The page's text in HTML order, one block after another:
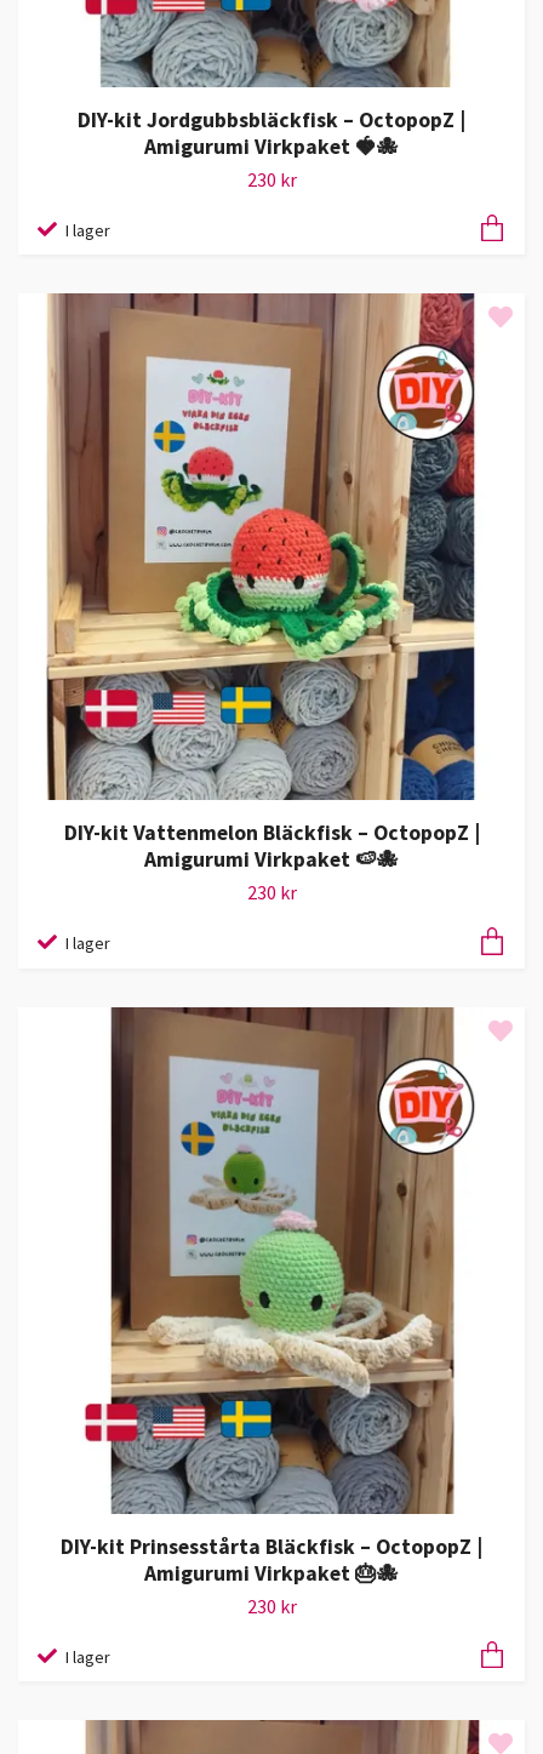
DIY-kit Jordgubbsbläckfisk – OctopopZ |
Amigurumi Virkpaket 🍓🐙
230 kr
I lager
DIY-kit Vattenmelon Bläckfisk – OctopopZ |
Amigurumi Virkpaket 🍉🐙
230 kr
I lager
DIY-kit Prinsesstårta Bläckfisk – OctopopZ |
Amigurumi Virkpaket 🎂🐙
230 kr
I lager